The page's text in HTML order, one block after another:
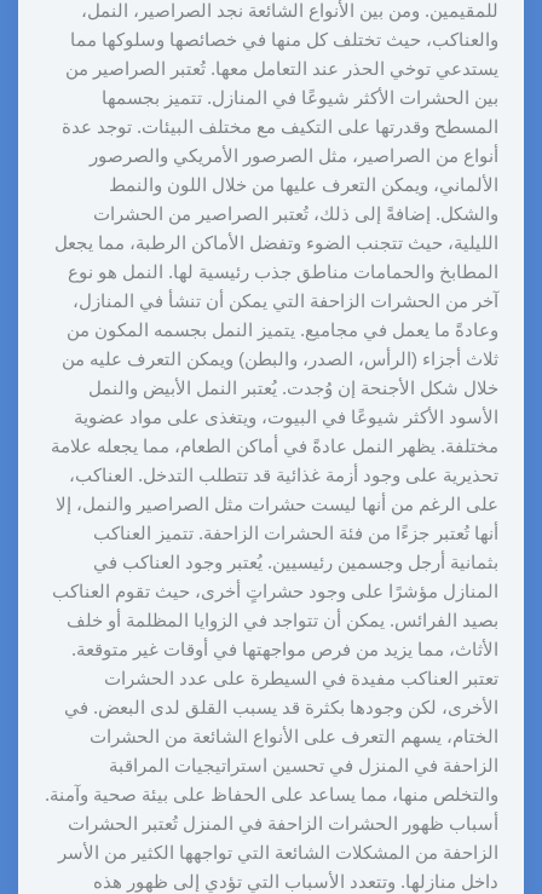
للمقيمين. ومن بين الأنواع الشائعة نجد الصراصير، النمل،
والعناكب، حيث تختلف كل منها في خصائصها وسلوكها مما
يستدعي توخي الحذر عند التعامل معها. تُعتبر الصراصير من
بين الحشرات الأكثر شيوعًا في المنازل. تتميز بجسمها
المسطح وقدرتها على التكيف مع مختلف البيئات. توجد عدة
أنواع من الصراصير، مثل الصرصور الأمريكي والصرصور
الألماني، ويمكن التعرف عليها من خلال اللون والنمط
والشكل. إضافةً إلى ذلك، تُعتبر الصراصير من الحشرات
الليلية، حيث تتجنب الضوء وتفضل الأماكن الرطبة، مما يجعل
المطابخ والحمامات مناطق جذب رئيسية لها. النمل هو نوع
آخر من الحشرات الزاحفة التي يمكن أن تنشأ في المنازل،
وعادةً ما يعمل في مجاميع. يتميز النمل بجسمه المكون من
ثلاث أجزاء (الرأس، الصدر، والبطن) ويمكن التعرف عليه من
خلال شكل الأجنحة إن وُجدت. يُعتبر النمل الأبيض والنمل
الأسود الأكثر شيوعًا في البيوت، ويتغذى على مواد عضوية
مختلفة. يظهر النمل عادةً في أماكن الطعام، مما يجعله علامة
تحذيرية على وجود أزمة غذائية قد تتطلب التدخل. العناكب،
على الرغم من أنها ليست حشرات مثل الصراصير والنمل، إلا
أنها تُعتبر جزءًا من فئة الحشرات الزاحفة. تتميز العناكب
بثمانية أرجل وجسمين رئيسيين. يُعتبر وجود العناكب في
المنازل مؤشرًا على وجود حشراتٍ أخرى، حيث تقوم العناكب
بصيد الفرائس. يمكن أن تتواجد في الزوايا المظلمة أو خلف
الأثاث، مما يزيد من فرص مواجهتها في أوقات غير متوقعة.
تعتبر العناكب مفيدة في السيطرة على عدد الحشرات
الأخرى، لكن وجودها بكثرة قد يسبب القلق لدى البعض. في
الختام، يسهم التعرف على الأنواع الشائعة من الحشرات
الزاحفة في المنزل في تحسين استراتيجيات المراقبة
والتخلص منها، مما يساعد على الحفاظ على بيئة صحية وآمنة.
أسباب ظهور الحشرات الزاحفة في المنزل تُعتبر الحشرات
الزاحفة من المشكلات الشائعة التي تواجهها الكثير من الأسر
داخل منازلها. وتتعدد الأسباب التي تؤدي إلى ظهور هذه